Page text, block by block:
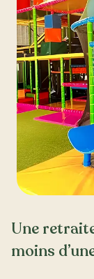
Une
moins